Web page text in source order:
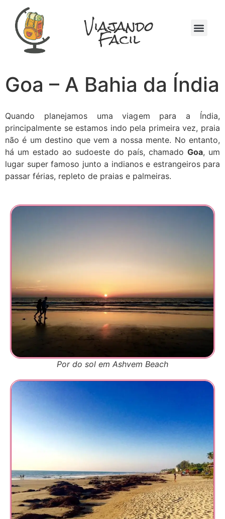
Viajando
Fácil
Goa – A Bahia da Índia
Quando planejamos uma viagem para a Índia,
principalmente se estamos indo pela primeira vez, praia
não é um destino que vem a nossa mente. No entanto,
há um estado ao sudoeste do país, chamado Goa, um
lugar super famoso junto a indianos e estrangeiros para
passar férias, repleto de praias e palmeiras.
Por do sol em Ashvem Beach